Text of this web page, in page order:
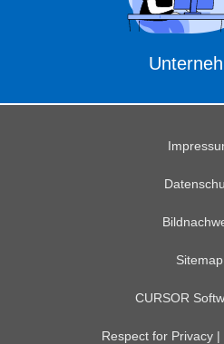
Sitemap
CURSOR
Respect for Privacy